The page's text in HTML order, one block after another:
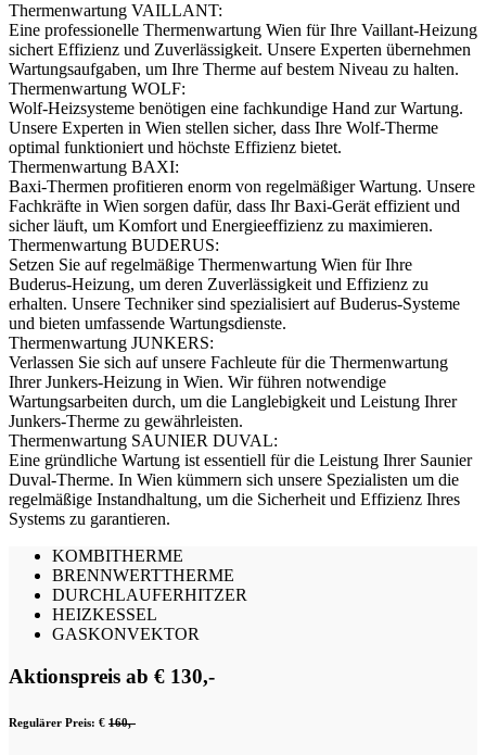
Thermenwartung VAILLANT:
Eine professionelle Thermenwartung Wien für Ihre Vaillant-Heizung
sichert Effizienz und Zuverlässigkeit. Unsere Experten übernehmen
Wartungsaufgaben, um Ihre Therme auf bestem Niveau zu halten.
Thermenwartung WOLF:
Wolf-Heizsysteme benötigen eine fachkundige Hand zur Wartung.
Unsere Experten in Wien stellen sicher, dass Ihre Wolf-Therme
optimal funktioniert und höchste Effizienz bietet.
Thermenwartung BAXI:
Baxi-Thermen profitieren enorm von regelmäßiger Wartung. Unsere
Fachkräfte in Wien sorgen dafür, dass Ihr Baxi-Gerät effizient und
sicher läuft, um Komfort und Energieeffizienz zu maximieren.
Thermenwartung BUDERUS:
Setzen Sie auf regelmäßige Thermenwartung Wien für Ihre
Buderus-Heizung, um deren Zuverlässigkeit und Effizienz zu
erhalten. Unsere Techniker sind spezialisiert auf Buderus-Systeme
und bieten umfassende Wartungsdienste.
Thermenwartung JUNKERS:
Verlassen Sie sich auf unsere Fachleute für die Thermenwartung
Ihrer Junkers-Heizung in Wien. Wir führen notwendige
Wartungsarbeiten durch, um die Langlebigkeit und Leistung Ihrer
Junkers-Therme zu gewährleisten.
Thermenwartung SAUNIER DUVAL:
Eine gründliche Wartung ist essentiell für die Leistung Ihrer Saunier
Duval-Therme. In Wien kümmern sich unsere Spezialisten um die
regelmäßige Instandhaltung, um die Sicherheit und Effizienz Ihres
Systems zu garantieren.
KOMBITHERME
BRENNWERTTHERME
DURCHLAUFERHITZER
HEIZKESSEL
GASKONVEKTOR
Aktionspreis ab € 130,-
Regulärer Preis: € 160,-